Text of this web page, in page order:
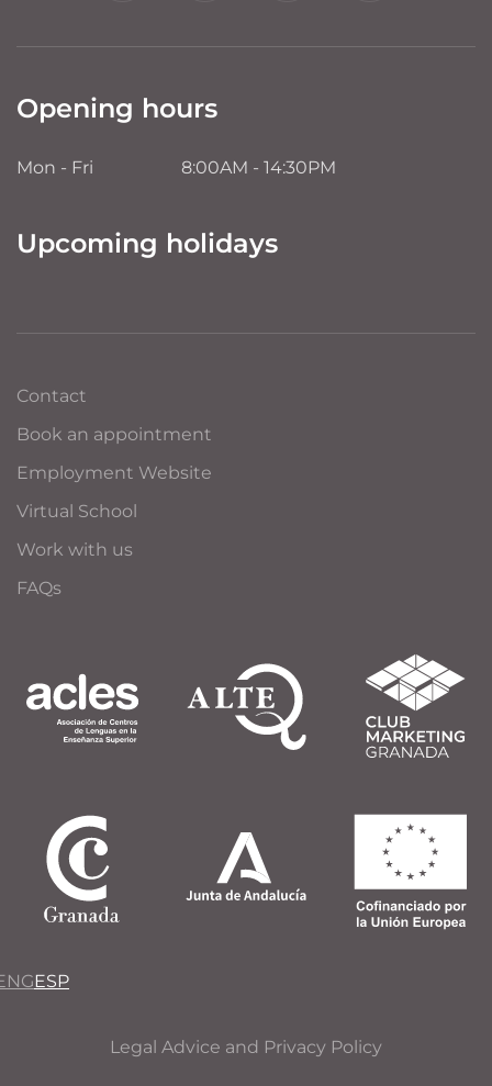
Opening hours
Mon - Fri 8:00AM - 14:30PM
Upcoming holidays
Contact
Book an appointment
Employment Website
Virtual School
Work with us
FAQs
ESP
Legal Advice and Privacy Policy